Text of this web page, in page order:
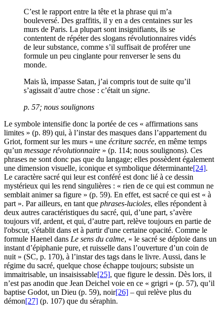
C’est le rapport entre la tête et la phrase qui m’a
bouleversé. Des graffitis, il y en a des centaines sur les
murs de Paris. La plupart sont insignifiants, ils se
contentent de répéter des slogans révolutionnaires vidés
de leur substance, comme s’il suffisait de proférer une
formule un peu cinglante pour renverser le sens du
monde.
Mais là, impasse Satan, j’ai compris tout de suite qu’il
s’agissait d’autre chose : c’était un signe.
p. 57; nous soulignons
Le symbole intensifie donc la portée de ces « affirmations sans
limites » (p. 89) qui, à l’instar des masques dans l’appartement du
Griot, forment sur les murs « une écriture sacrée, en même temps
qu’un message révolutionnaire » (p. 114; nous soulignons). Ces
phrases ne sont donc pas que du langage; elles possèdent également
une dimension visuelle, iconique et symbolique déterminante[24].
Le caractère sacré qui leur est conféré est donc lié à ce dessin
mystérieux qui les rend singulières : « rien de ce qui est commun ne
semblait animer sa figure » (p. 59). En effet, est sacré ce qui est « à
part ». Par ailleurs, en tant que phrases-lucioles, elles répondent à
deux autres caractéristiques du sacré, qui, d’une part, s’avère
toujours vif, ardent, et qui, d’autre part, relève toujours en partie de
l'obscur, s'établit dans et à partir d'une certaine opacité. Comme le
formule Haenel dans Le sens du calme, « le sacré se déploie dans un
instant d’épiphanie pure, et ruisselle dans l’ouverture d’un coin de
nuit » (SC, p. 170), à l’instar des tags dans le livre. Aussi, dans le
régime du sacré, quelque chose échappe toujours; subsiste un
immaitrisable, un insaisissable[25], que figure le dessin. Dès lors, il
n’est pas anodin que Jean Deichel voie en ce « grigri » (p. 57), qu’il
baptise Godot, un Dieu (p. 59), noir[26] – qui relève plus du
démon[27] (p. 107) que du séraphin.